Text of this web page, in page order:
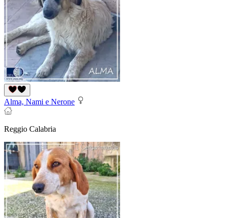
Alma, Nami e Nerone
Reggio Calabria